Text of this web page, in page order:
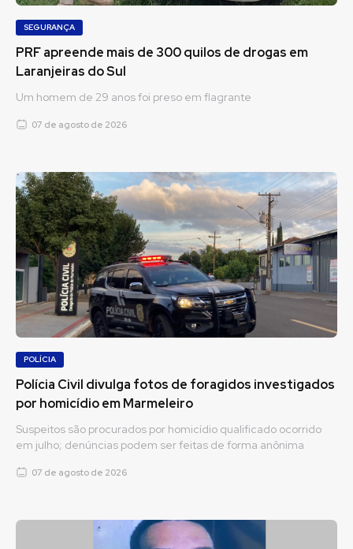
SEGURANÇA
PRF apreende mais de 300 quilos de drogas em
Laranjeiras do Sul
Um homem de 29 anos foi preso em flagrante
07 de agosto de 2026
POLÍCIA
Polícia Civil divulga fotos de foragidos investigados
por homicídio em Marmeleiro
Suspeitos são procurados por homicídio qualificado ocorrido
em julho; denúncias podem ser feitas de forma anônima
07 de agosto de 2026